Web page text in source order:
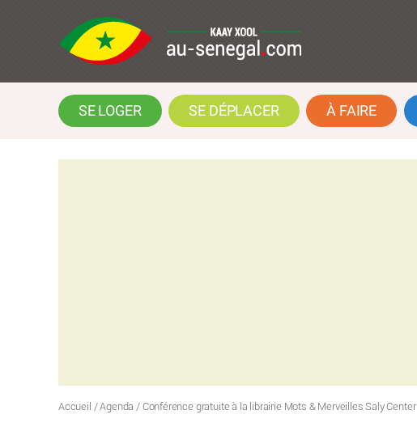
SE LOGER SE DÉPLACER À FAIRE
Accueil /Agenda / Conférence gratuite à la librairie Mots & Merveilles Saly Center